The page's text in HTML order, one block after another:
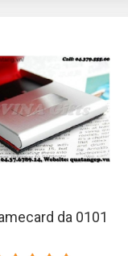
da 0101